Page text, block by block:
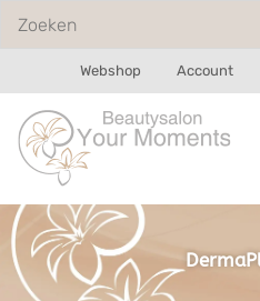
Webshop Account